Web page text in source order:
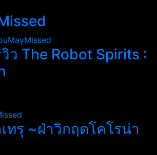
ว The Robot Spirits :
ทรุ ~ฝ่าวิกฤตโคโรน่า